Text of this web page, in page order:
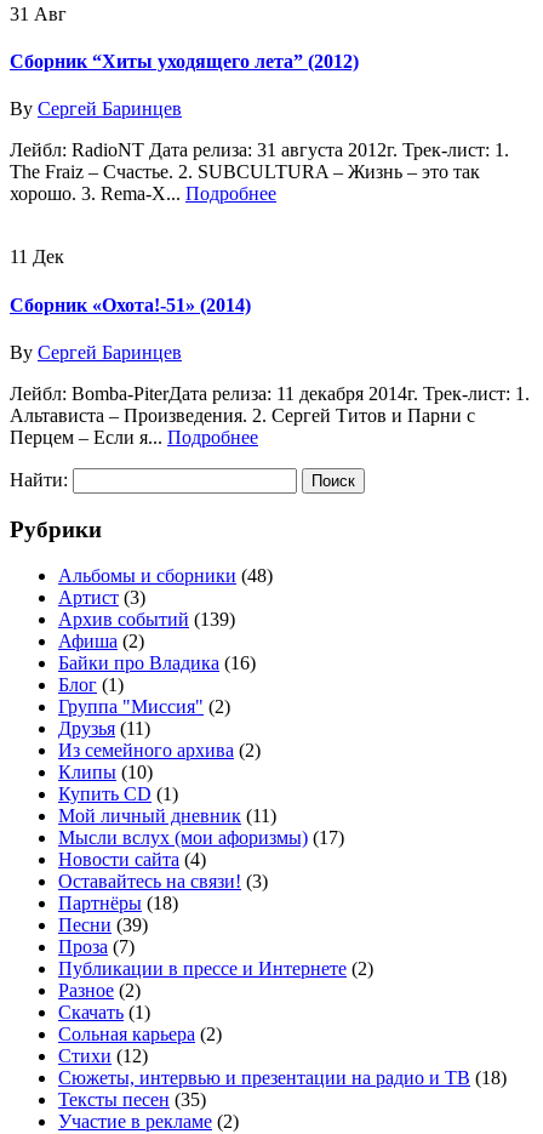
31 Авг
Сборник “Хиты уходящего лета” (2012)
By Сергей Баринцев
Лейбл: RadioNT Дата релиза: 31 августа 2012г. Трек-лист: 1.
The Fraiz – Счастье. 2. SUBCULTURA – Жизнь – это так
хорошо. 3. Rema-X... Подробнее
11 Дек
Сборник «Охота!-51» (2014)
By Сергей Баринцев
Лейбл: Bomba-PiterДата релиза: 11 декабря 2014г. Трек-лист: 1.
Альтависта – Произведения. 2. Сергей Титов и Парни с
Перцем – Если я... Подробнее
Найти:
Рубрики
Альбомы и сборники (48)
Артист (3)
Архив событий (139)
Афиша (2)
Байки про Владика (16)
Блог (1)
Группа "Миссия" (2)
Друзья (11)
Из семейного архива (2)
Клипы (10)
Купить CD (1)
Мой личный дневник (11)
Мысли вслух (мои афоризмы) (17)
Новости сайта (4)
Оставайтесь на связи! (3)
Партнёры (18)
Песни (39)
Проза (7)
Публикации в прессе и Интернете (2)
Разное (2)
Скачать (1)
Сольная карьера (2)
Стихи (12)
Сюжеты, интервью и презентации на радио и ТВ (18)
Тексты песен (35)
Участие в рекламе (2)